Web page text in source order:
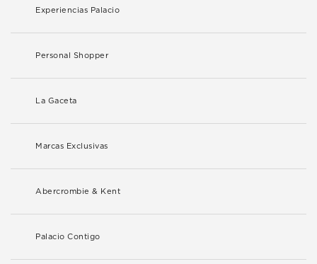
Experiencias Palacio
Personal Shopper
La Gaceta
Marcas Exclusivas
Abercrombie & Kent
Palacio Contigo